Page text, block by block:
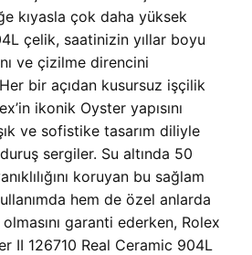
kıyasla çok daha yüksek
çelik, saatinizin yıllar boyu
ve çizilme direncini
bir açıdan kusursuz işçilik
ikonik Oyster yapısını
ve sofistike tasarım diliyle
sergiler. Su altında 50
koruyan bu sağlam
hem de özel anlarda
garanti ederken, Rolex
II 126710 Real Ceramic 904L